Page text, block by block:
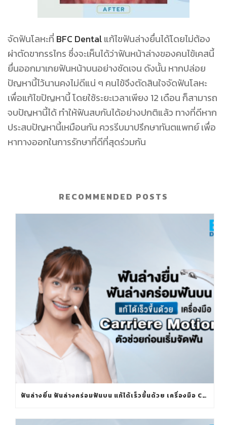
จัดฟันโลหะที่ BFC Dentalแก้ไขฟันล่างยื่นได้โดยไม่ต้อง
ผ่าตัดขากรรไกร ซึ่งจะเห็นได้ว่าฟันหน้าล่างของคนไข้เคสนี้
ยื่นออกมาเกยฟันหน้าบนอย่างชัดเจน ดังนั้น หากปล่อย
ปัญหานี้ไว้นานคงไม่ดีแน่ ๆ คนไข้จึงตัดสินใจจัดฟันโลหะ
เพื่อแก้ไขปัญหานี้ โดยใช้ระยะเวลาเพียง 12 เดือน ก็สามารถ
จบปัญหานี้ได้ ทำให้ฟันสบกันได้อย่างปกติแล้ว ทางที่ดีหาก
ประสบปัญหานี้เหมือนกัน ควรรีบมาปรึกษาทันตแพทย์ เพื่อ
หาทางออกในการรักษาที่ดีที่สุดร่วมกัน
RECOMMENDED POSTS
ฟันล่างยื่น ฟันล่างคร่อมฟันบน แก้ได้เร็วขึ้นด้วย เครื่องมือ CARRIERE MOTION ตัวช่วยก่อนเริ่มจัดฟัน